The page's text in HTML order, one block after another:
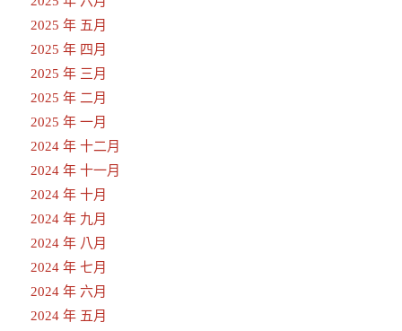
2025 年 五月
2025 年 四月
2025 年 三月
2025 年 二月
2025 年 一月
2024 年 十二月
2024 年 十一月
2024 年 十月
2024 年 九月
2024 年 八月
2024 年 七月
2024 年 六月
2024 年 五月